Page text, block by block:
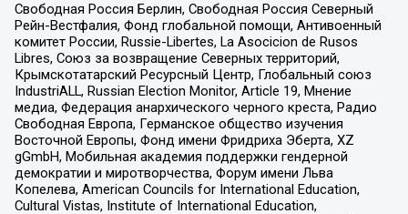
Свободная Россия Берлин, Свободная Россия Северный
Рейн-Вестфалия, Фонд глобальной помощи, Антивоенный
комитет России, Russie-Libertes, La Asocicion de Rusos
Libres, Союз за возвращение Северных территорий,
Крымскотатарский Ресурсный Центр, Глобальный союз
IndustriALL, Russian Election Monitor, Article 19, Мнение
медиа, Федерация анархического черного креста, Радио
Свободная Европа, Германское общество изучения
Восточной Европы, Фонд имени Фридриха Эберта, XZ
gGmbH, Мобильная академия поддержки гендерной
демократии и миротворчества, Форум имени Льва
Копелева, American Councils for International Education,
Cultural Vistas, Institute of International Education,